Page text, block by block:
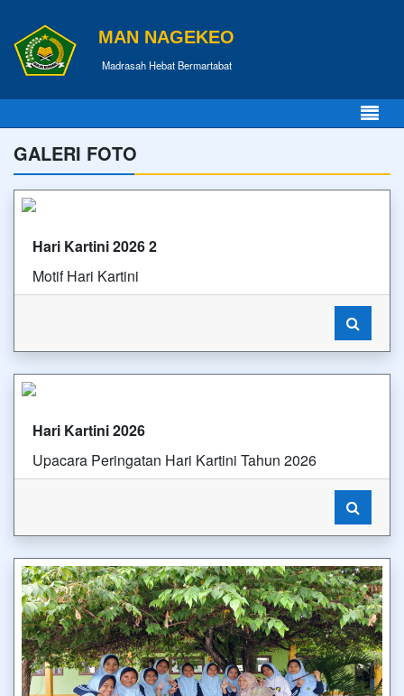
MAN NAGEKEO
Madrasah Hebat Bermartabat
GALERI FOTO
Hari Kartini 2026 2
Motif Hari Kartini
Hari Kartini 2026
Upacara Peringatan Hari Kartini Tahun 2026